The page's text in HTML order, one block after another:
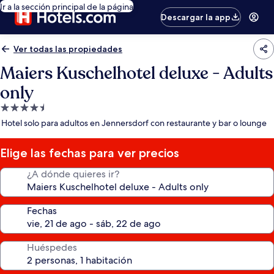
Ir a la sección principal de la página
Descargar la app
Ver todas las propiedades
Maiers Kuschelhotel deluxe - Adults
only
Propiedad
de
estrellas
Hotel solo para adultos en Jennersdorf con restaurante y bar o lounge
Elige las fechas para ver precios
¿A dónde quieres ir?
Fechas
Huéspedes